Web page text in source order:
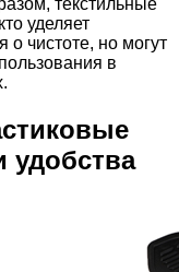
уделяет
о чистоте, но могут
в
удобства